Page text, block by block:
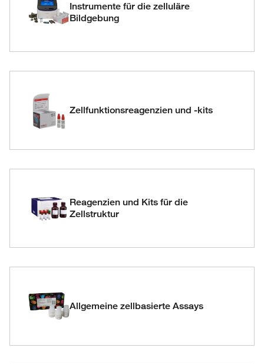
Instrumente für die zelluläre
Bildgebung
Zellfunktionsreagenzien und -kits
Reagenzien und Kits für die
Zellstruktur
Allgemeine zellbasierte Assays